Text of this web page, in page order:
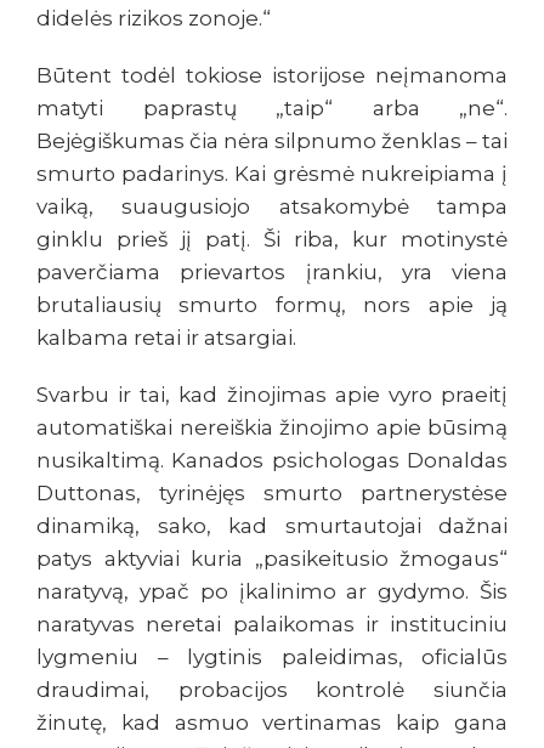
didelės rizikos zonoje.“
Būtent todėl tokiose istorijose neįmanoma
matyti paprastų „taip“ arba „ne“.
Bejėgiškumas čia nėra silpnumo ženklas – tai
smurto padarinys. Kai grėsmė nukreipiama į
vaiką, suaugusiojo atsakomybė tampa
ginklu prieš jį patį. Ši riba, kur motinystė
paverčiama prievartos įrankiu, yra viena
brutaliausių smurto formų, nors apie ją
kalbama retai ir atsargiai.
Svarbu ir tai, kad žinojimas apie vyro praeitį
automatiškai nereiškia žinojimo apie būsimą
nusikaltimą. Kanados psichologas Donaldas
Duttonas, tyrinėjęs smurto partnerystėse
dinamiką, sako, kad smurtautojai dažnai
patys aktyviai kuria „pasikeitusio žmogaus“
naratyvą, ypač po įkalinimo ar gydymo. Šis
naratyvas neretai palaikomas ir instituciniu
lygmeniu – lygtinis paleidimas, oficialūs
draudimai, probacijos kontrolė siunčia
žinutę, kad asmuo vertinamas kaip gana